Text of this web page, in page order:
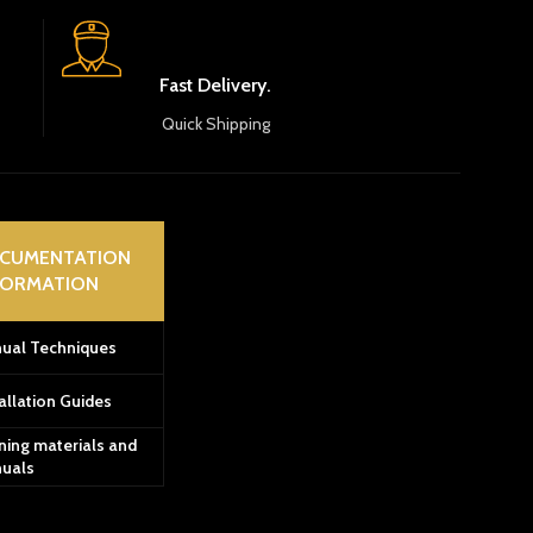
Fast Delivery.
Quick Shipping
Techniques
Guides
materials and